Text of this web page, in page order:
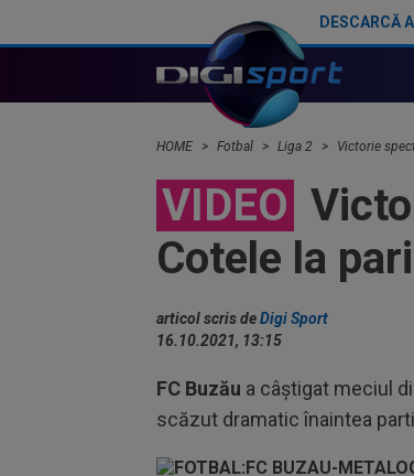
DESCARCĂ
HOME Fotbal Liga 2 Victorie
VIDEO
Cotele la
articol scris deDigi Sport
16.10.2021, 13:15
FC Buzău a câștigat meciul
scăzut dramatic înaintea